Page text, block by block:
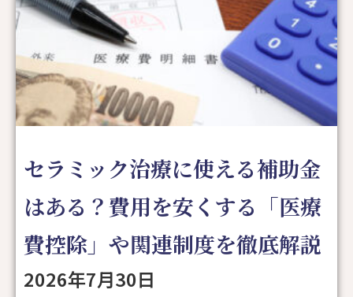
セラミック治療に使える補助金
はある？費用を安くする「医療
費控除」や関連制度を徹底解説
2026年7月30日